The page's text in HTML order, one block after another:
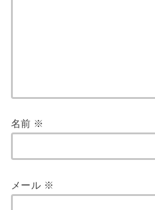
名前 ※
メール ※